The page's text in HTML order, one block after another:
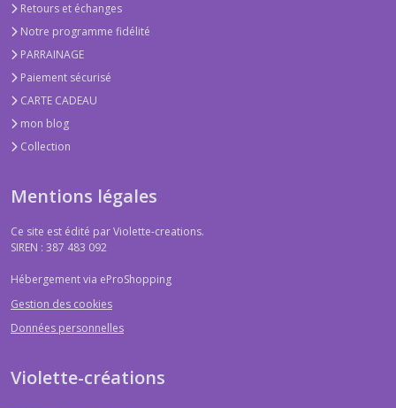
Retours et échanges
Notre programme fidélité
PARRAINAGE
Paiement sécurisé
CARTE CADEAU
mon blog
Collection
Mentions légales
Ce site est édité par Violette-creations.
SIREN : 387 483 092
Hébergement via eProShopping
Gestion des cookies
Données personnelles
Violette-créations